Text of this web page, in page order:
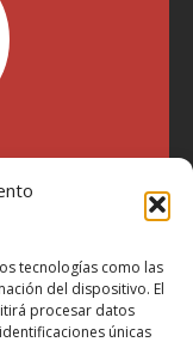
tecnologías como las
del dispositivo. El
procesar datos
únicas
medios.
sobre lo que me